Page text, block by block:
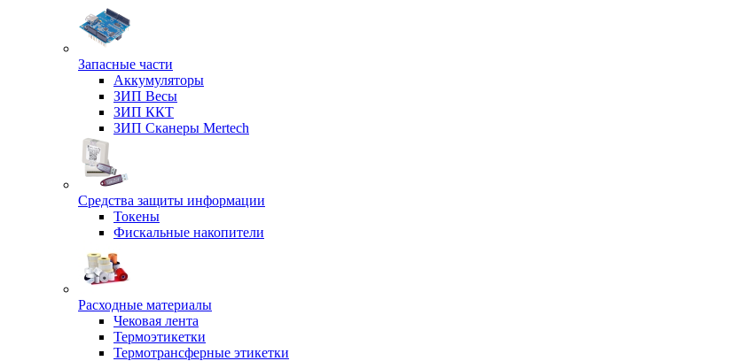
Запасные части
Аккумуляторы
ЗИП Весы
ЗИП ККТ
ЗИП Сканеры Mertech
Средства защиты информации
Токены
Фискальные накопители
Расходные материалы
Чековая лента
Термоэтикетки
Термотрансферные этикетки